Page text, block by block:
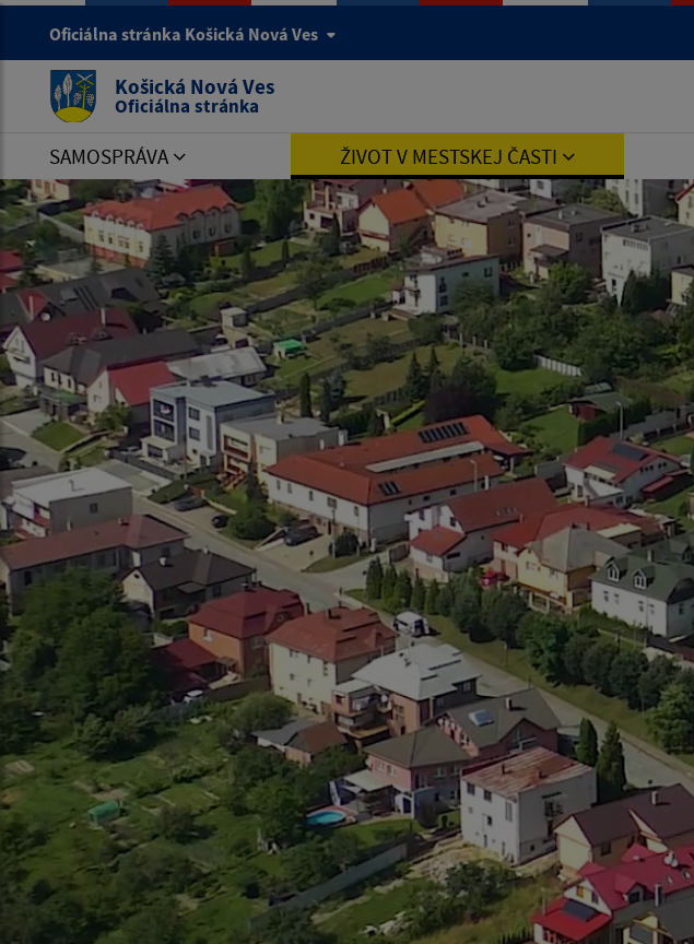
Oficiálna stránka Košická Nová Ves
Košická Nová Ves
Oficiálna stránka
SAMOSPRÁVA ŽIVOT V MESTSKEJ ČASTI